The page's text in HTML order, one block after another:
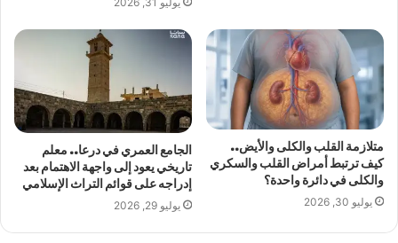
متلازمة القلب والكلى والأيض..
كيف ترتبط أمراض القلب والسكري
والكلى في دائرة واحدة؟
يوليو 30, 2026
الجامع العمري في درعا.. معلم
تاريخي يعود إلى واجهة الاهتمام بعد
إدراجه على قوائم التراث الإسلامي
يوليو 29, 2026